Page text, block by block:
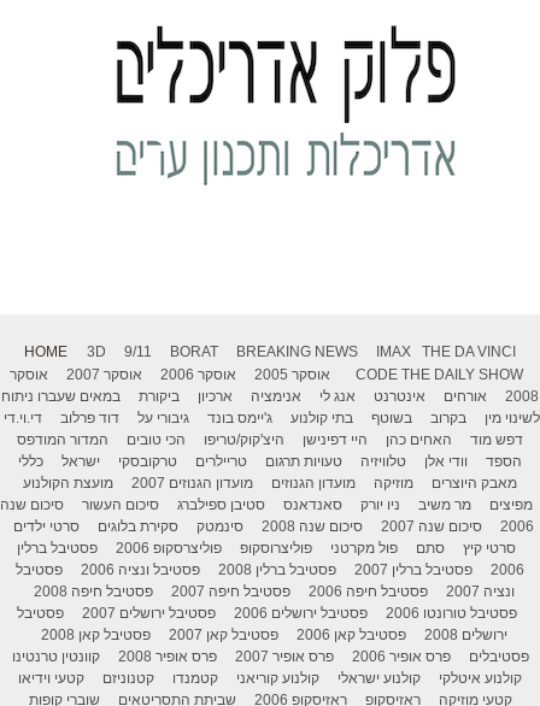
HOME 3D 9/11 BORAT BREAKING NEWS IMAX
THE DA VINCI
CODE THE DAILY SHOW אוסקר 2005 אוסקר 2006 אוסקר 2007
אוסקר
2008
אורחים אינטרנט אנג לי אנימציה ארכיון ביקורת
במאים שעברו ניתוח
לשינוי מין
בקרוב בשוטף בתי קולנוע ג'יימס בונד גיבורי על דוד פרלוב
די.וי.די
דפש מוד
האחים כהן היי דפינישן היצ'קוק/טריפו הכי טובים
המדור המודפס
הספד
וודי אלן טלוויזיה טעויות תרגום טריילרים טרקובסקי ישראל
כללי
מאבק היוצרים
מוזיקה מועדון הגנוזים מועדון הגנוזים 2007
מועצת הקולנוע
מפיצים
מר משיב ניו יורק סאנדאנס סטיבן ספילברג סיכום העשור
סיכום שנה
2006
סיכום שנה 2007 סיכום שנה 2008 סינמטק סקירת בלוגים
סרטי ילדים
סרטי קיץ
סתם פול מקרטני פוליצרוסקופ פוליצרסקופ 2006
פסטיבל ברלין
2006
פסטיבל ברלין 2007 פסטיבל ברלין 2008 פסטיבל ונציה 2006
פסטיבל
ונציה 2007
פסטיבל חיפה 2006 פסטיבל חיפה 2007
פסטיבל חיפה 2008
פסטיבל טורונטו 2006
פסטיבל ירושלים 2006 פסטיבל ירושלים 2007
פסטיבל
ירושלים 2008
פסטיבל קאן 2006 פסטיבל קאן 2007
פסטיבל קאן 2008
פסטיבלים
פרס אופיר 2006 פרס אופיר 2007 פרס אופיר 2008
קוונטין טרנטינו
קולנוע איטלקי
קולנוע ישראלי קולנוע קוריאני קטמנדו קטנוניזם
קטעי וידיאו
קטעי מוזיקה
ראזיסקופ ראזיסקופ 2006 שביתת התסריטאים שוברי קופות